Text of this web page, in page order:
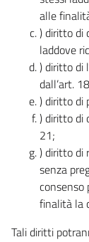
alle
) diritto di
laddove
) diritto di
dall’art.
) diritto di
) diritto di
21;
) diritto di
senza
consenso
finalità la
Tali diritti